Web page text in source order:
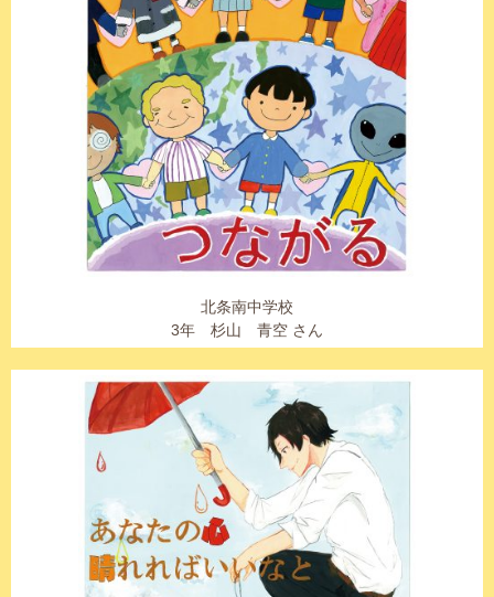
北条南中学校
3年 杉山 青空 さん